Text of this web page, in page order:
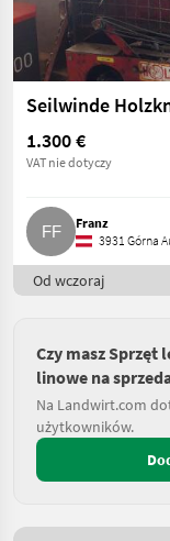
Seilwinde
1.300 €
VAT nie dotyczy
Franz
3931 Górna
Od wczoraj
Czy masz Sprzęt
linowe na
Na Landwirt.com
użytkowników.